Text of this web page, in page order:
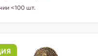
<100 шт.